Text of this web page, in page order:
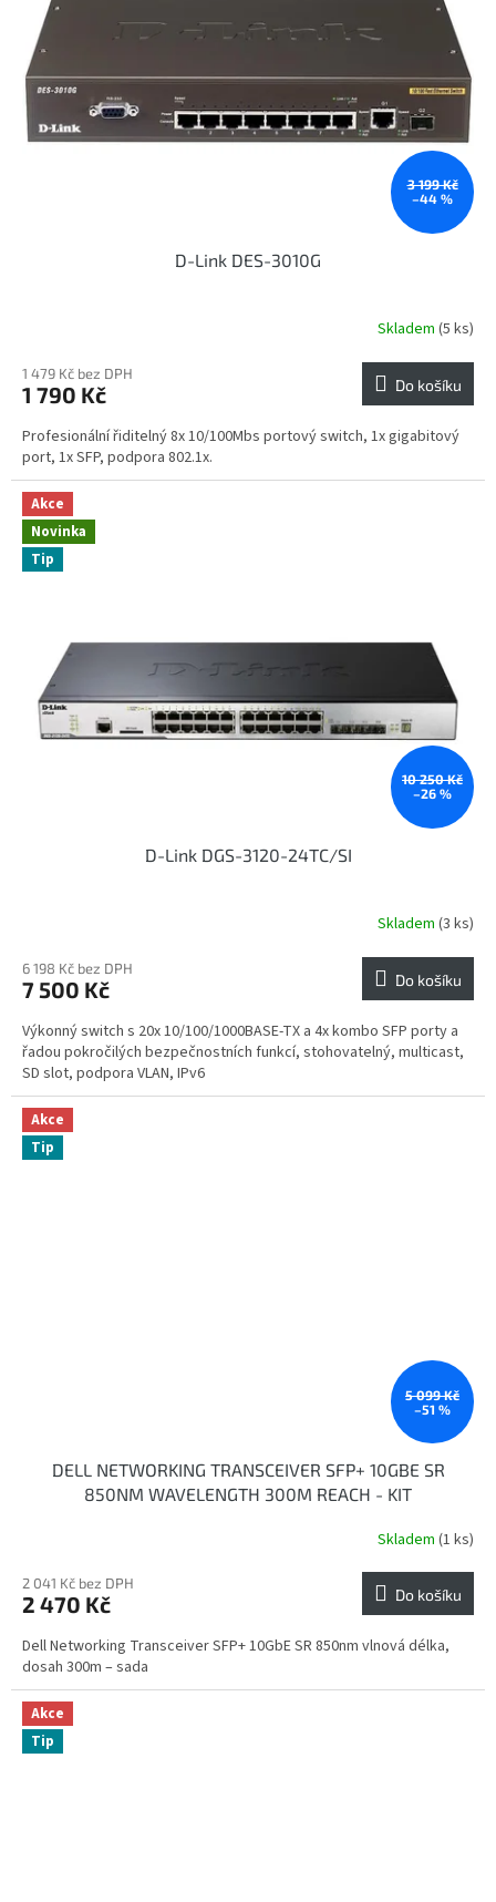
3 199 Kč
–44 %
D-Link DES-3010G
Skladem (5 ks)
1 479 Kč bez DPH
1 790 Kč Do košíku
Profesionální řiditelný 8x 10/100Mbs portový switch, 1x gigabitový
port, 1x SFP, podpora 802.1x.
Akce
Novinka
Tip
10 250 Kč
–26 %
D-Link DGS-3120-24TC/SI
Skladem (3 ks)
6 198 Kč bez DPH
7 500 Kč Do košíku
Výkonný switch s 20x 10/100/1000BASE-TX a 4x kombo SFP porty a
řadou pokročilých bezpečnostních funkcí, stohovatelný, multicast,
SD slot, podpora VLAN, IPv6
Akce
Tip
5 099 Kč
–51 %
DELL NETWORKING TRANSCEIVER SFP+ 10GBE SR
850NM WAVELENGTH 300M REACH - KIT
Skladem (1 ks)
2 041 Kč bez DPH
2 470 Kč Do košíku
Dell Networking Transceiver SFP+ 10GbE SR 850nm vlnová délka,
dosah 300m – sada
Akce
Tip